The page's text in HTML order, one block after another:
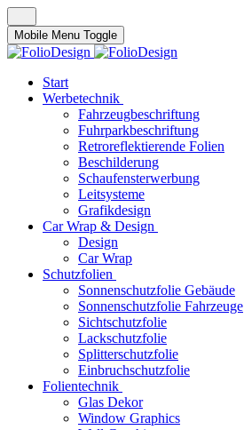
Mobile Menu Toggle
Start
Werbetechnik
Fahrzeugbeschriftung
Fuhrparkbeschriftung
Retroreflektierende Folien
Beschilderung
Schaufensterwerbung
Leitsysteme
Grafikdesign
Car Wrap & Design
Design
Car Wrap
Schutzfolien
Sonnenschutzfolie Gebäude
Sonnenschutzfolie Fahrzeuge
Sichtschutzfolie
Lackschutzfolie
Splitterschutzfolie
Einbruchschutzfolie
Folientechnik
Glas Dekor
Window Graphics